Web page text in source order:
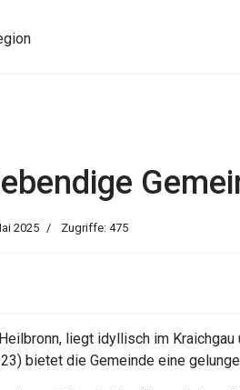
2025 Zugriffe: 475
liegt idyllisch im
bietet die Gemeinde eine